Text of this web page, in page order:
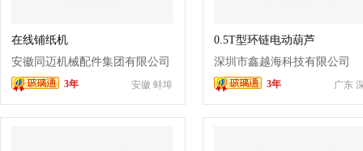
在线铺纸机
安徽同迈机械配件集团有限公司
安徽 蚌埠
3年
0.5T型环链电动葫芦
深圳市鑫越海科技有限公司
广东
3年